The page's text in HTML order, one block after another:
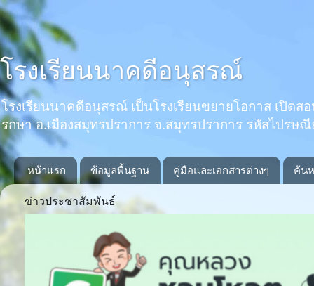
โรงเรียนนาคดีอนุสรณ์
โรงเรียนนาคดีอนุสรณ์ เป็นโรงเรียนขยายโอกาส เปิ
รกษา อ.เมืองสมุทรปราการ จ.สมุทรปราการ รหัสไปรษ
หน้าแรก ข้อมูลพื้นฐาน คู่มือและเอกสารต่างๆ ค้น
ข่าวประชาสัมพันธ์